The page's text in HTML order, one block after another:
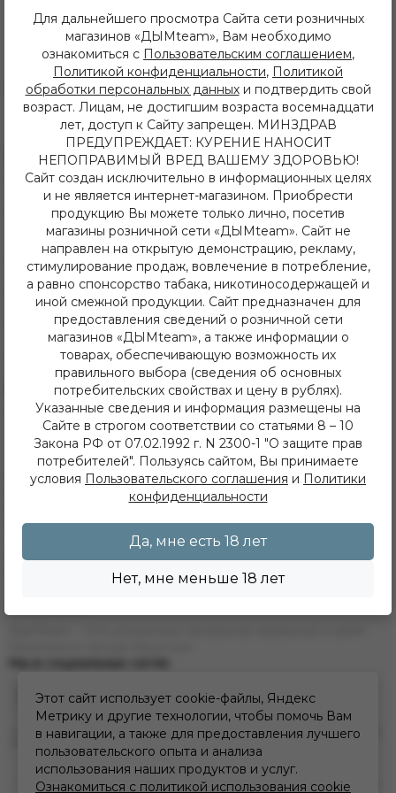
Endorphin
Jent
MattPear
MUSTHAVE
Overdose
Satyr
Северный
Smoke Angels
Spectrum
Starline
Tangiers
Хулиган
Энтузиаст
Иркутск, ул. Баумана 214/3
+7 (950) 052 84 22
Иркутск, ул. Дальневосточная 144
+7 (902) 548 28 75
ежедневно с 11 до 22 часов
ИП Хвойнов Алексей Сергеевич
ИНН: 381207483919
ОГРН: 316385000142491
Каталог
Кальяны
Табак
Бестабачные Смеси
Уголь
Комплектующие
Одноразовые системы
POD Системы
Жидкости
Напитки
Электронные кальяны и чаши
Последние новинки
Информация
Наши магазины
Акции
Фотоотчеты
Сотрудничество
Вакансии
Программа лояльности
Пользовательское соглашение
Политика конфиденциальности
Информация для надзорных и контролирующих органов
Политика обработки персональных данных
Политика использования cookie
* Инстаграм (Meta) признан экстремистской организацией и запрещен на
территории РФ
Для дальнейшего просмотра Сайта сети розничных
магазинов «ДЫМteam», Вам необходимо
ознакомиться с Пользовательским соглашением,
Политикой конфиденциальности, Политикой
обработки персональных данныхи подтвердить свой
возраст. Лицам, не достигшим возраста восемнадцати
лет, доступ к Сайту запрещен. МИНЗДРАВ
ПРЕДУПРЕЖДАЕТ: КУРЕНИЕ НАНОСИТ
НЕПОПРАВИМЫЙ ВРЕД ВАШЕМУ ЗДОРОВЬЮ!
Сайт создан исключительно в информационных целях
и не является интернет-магазином. Приобрести
продукцию Вы можете только лично, посетив
магазины розничной сети «ДЫМteam». Сайт не
направлен на открытую демонстрацию, рекламу,
стимулирование продаж, вовлечение в потребление,
а равно спонсорство табака, никотиносодержащей и
иной смежной продукции. Сайт предназначен для
предоставления сведений о розничной сети
магазинов «ДЫМteam», а также информации о
товарах, обеспечивающую возможность их
правильного выбора (сведения об основных
потребительских свойствах и цену в рублях).
Указанные сведения и информация размещены на
Сайте в строгом соответствии со статьями 8 – 10
Закона РФ от 07.02.1992 г. N 2300-1 "О защите прав
потребителей". Пользуясь сайтом, Вы принимаете
условия Пользовательского соглашения и Политики
конфиденциальности
Да, мне есть 18 лет
Нет, мне меньше 18 лет
Этот сайт использует cookie-файлы, Яндекс
Метрику и другие технологии, чтобы помочь Вам
в навигации, а также для предоставления лучшего
пользовательского опыта и анализа
использования наших продуктов и услуг.
Ознакомиться с политикой использования cookie